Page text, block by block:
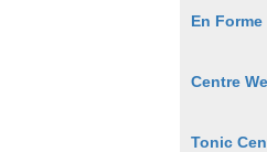
En Forme
Centre
Tonic